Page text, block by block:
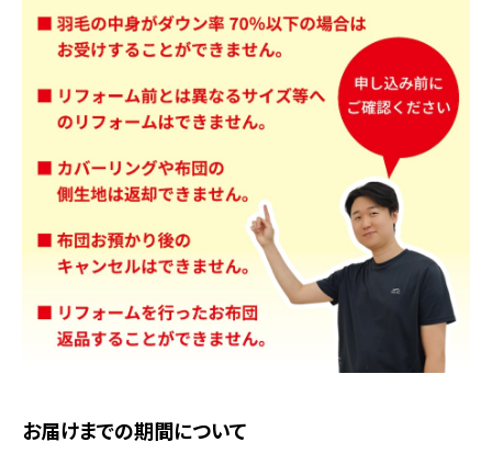
お届けまでの期間について